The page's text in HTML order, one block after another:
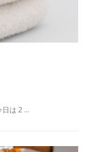
日は 2 …